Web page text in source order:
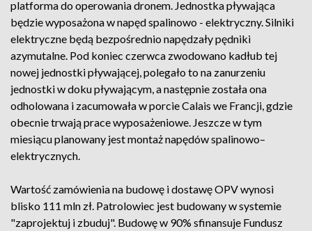
platforma do operowania dronem. Jednostka pływająca
będzie wyposażona w napęd spalinowo - elektryczny. Silniki
elektryczne będą bezpośrednio napędzały pędniki
azymutalne. Pod koniec czerwca zwodowano kadłub tej
nowej jednostki pływającej, polegało to na zanurzeniu
jednostki w doku pływającym, a następnie została ona
odholowana i zacumowała w porcie Calais we Francji, gdzie
obecnie trwają prace wyposażeniowe. Jeszcze w tym
miesiącu planowany jest montaż napędów spalinowo–
elektrycznych.
Wartość zamówienia na budowę i dostawę OPV wynosi
blisko 111 mln zł. Patrolowiec jest budowany w systemie
"zaprojektuj i zbuduj". Budowę w 90% sfinansuje Fundusz